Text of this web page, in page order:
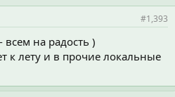
#1,393
- всем на радость )
к лету и в прочие локальные